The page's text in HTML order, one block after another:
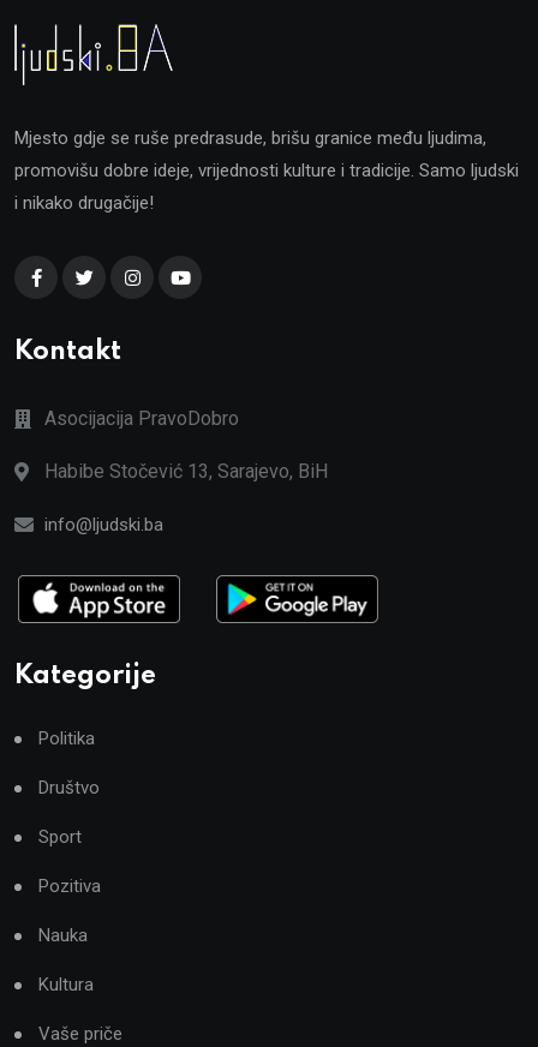
Mjesto gdje se ruše predrasude, brišu granice među ljudima,
promovišu dobre ideje, vrijednosti kulture i tradicije. Samo ljudski
i nikako drugačije!
Kontakt
Asocijacija PravoDobro
Habibe Stočević 13, Sarajevo, BiH
info@ljudski.ba
Kategorije
Politika
Društvo
Sport
Pozitiva
Nauka
Kultura
Vaše priče